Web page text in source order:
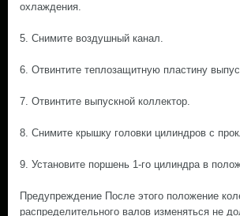
охлаждения.
5. Снимите воздушный канал.
6. Отвинтите теплозащитную пластину
7. Отвинтите выпускной коллектор.
8. Снимите крышку головки цилиндров с
9. Установите поршень 1-го цилиндра в
Предупреждение После этого положение
распределительного валов изменяться не